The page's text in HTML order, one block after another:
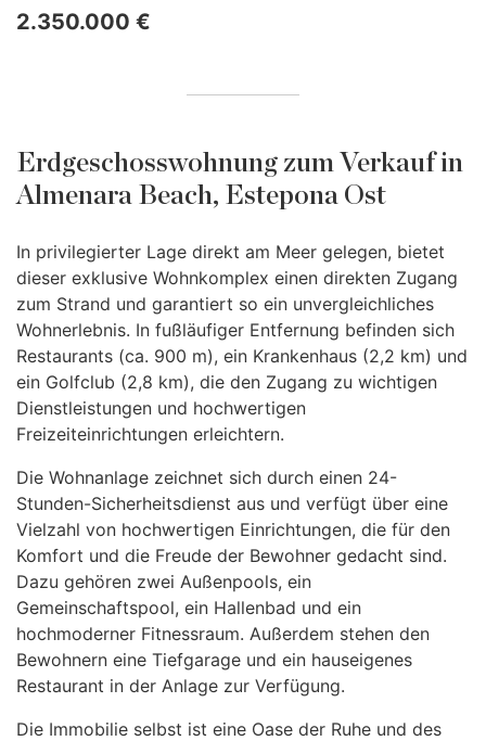
2.350.000 €
Erdgeschosswohnung zum Verkauf in
Almenara Beach, Estepona Ost
In privilegierter Lage direkt am Meer gelegen, bietet
dieser exklusive Wohnkomplex einen direkten Zugang
zum Strand und garantiert so ein unvergleichliches
Wohnerlebnis. In fußläufiger Entfernung befinden sich
Restaurants (ca. 900 m), ein Krankenhaus (2,2 km) und
ein Golfclub (2,8 km), die den Zugang zu wichtigen
Dienstleistungen und hochwertigen
Freizeiteinrichtungen erleichtern.
Die Wohnanlage zeichnet sich durch einen 24-
Stunden-Sicherheitsdienst aus und verfügt über eine
Vielzahl von hochwertigen Einrichtungen, die für den
Komfort und die Freude der Bewohner gedacht sind.
Dazu gehören zwei Außenpools, ein
Gemeinschaftspool, ein Hallenbad und ein
hochmoderner Fitnessraum. Außerdem stehen den
Bewohnern eine Tiefgarage und ein hauseigenes
Restaurant in der Anlage zur Verfügung.
Die Immobilie selbst ist eine Oase der Ruhe und des